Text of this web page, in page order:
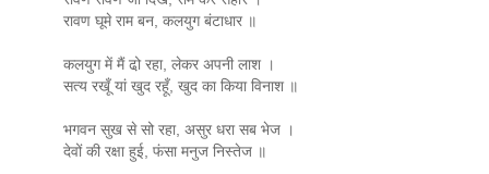
रावण घूमे राम बन, कलयुग बंटाधार ॥
कलयुग में मैं ढो़ रहा, लेकर अपनी लाश ।
सत्य रखूँ यां खुद रहूँ, खुद का किया विनाश ॥
भगवन सुख से सो रहा, असुर धरा सब भेज ।
देवों की रक्षा हुई, फंसा मनुज निस्तेज ॥